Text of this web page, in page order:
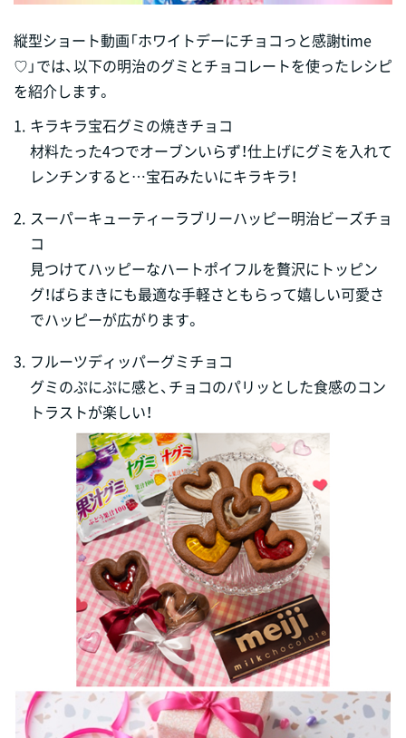
縦型ショート動画「ホワイトデーにチョコっと感謝time
♡」では、以下の明治のグミとチョコレートを使ったレシピ
を紹介します。
1. キラキラ宝石グミの焼きチョコ
材料たった4つでオーブンいらず！仕上げにグミを入れて
レンチンすると…宝石みたいにキラキラ！
2. スーパーキューティーラブリーハッピー明治ビーズチョ
コ
見つけてハッピーなハートポイフルを贅沢にトッピン
グ！ばらまきにも最適な手軽さともらって嬉しい可愛さ
でハッピーが広がります。
3. フルーツディッパーグミチョコ
グミのぷにぷに感と、チョコのパリッとした食感のコン
トラストが楽しい！